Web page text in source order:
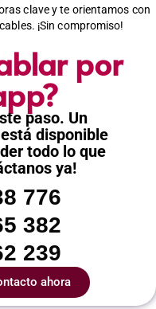
clave y te orientamos con
¡Sin compromiso!
por
paso. Un
disponible
todo lo que
ya!
776
382
239
ahora